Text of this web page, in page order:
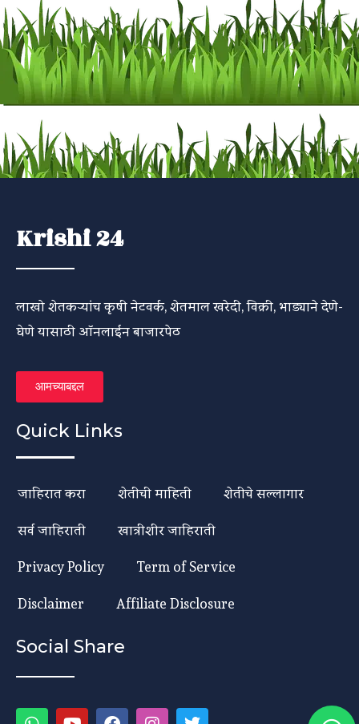
Krishi 24
लाखो शेतकऱ्यांच कृषी नेटवर्क, शेतमाल खरेदी, विक्री, भाड्याने देणे-
घेणे यासाठी ऑनलाईन बाजारपेठ
आमच्याबद्दल
Quick Links
जाहिरात करा शेतीची माहिती
शेतीचे सल्लागार
सर्व जाहिराती
खात्रीशीर जाहिराती
Privacy Policy
Term of Service
Disclaimer
Affiliate Disclosure
Social Share